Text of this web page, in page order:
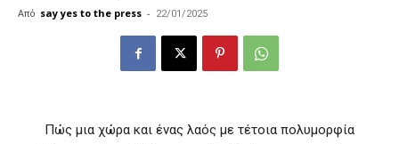
Από say yes to the press - 22/01/2025
Πώς μια χώρα και ένας λαός με τέτοια πολυμορφία